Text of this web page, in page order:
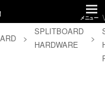
メニュー
>
SPLITBOARD
HARDWARE
>